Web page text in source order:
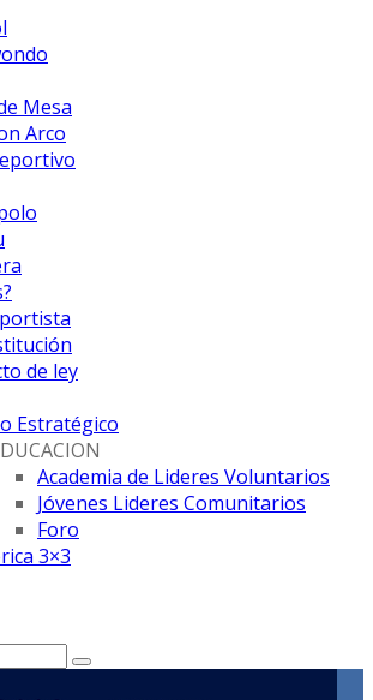
Mesa
Arco
de ley
Estratégico
Academia de Lideres Voluntarios
Jóvenes Lideres Comunitarios
Foro
3×3